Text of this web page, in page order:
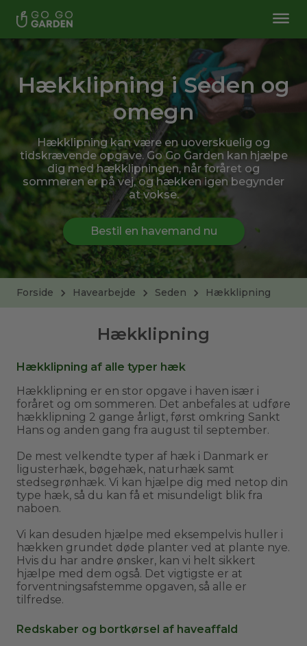
Hækklipning i Seden og
omegn
Hækklipning kan være en uoverskuelig og
tidskrævende opgave. Go Go Garden kan hjælpe
dig med hækklipningen, når foråret og
sommeren er på vej, og hækken igen begynder
at vokse.
Bestil en havemand nu
Forside Havearbejde Seden Hækklipning
Hækklipning
Hækklipning af alle typer hæk
Hækklipning er en stor opgave i haven især i
foråret og om sommeren. Det anbefales at udføre
hækklipning 2 gange årligt, først omkring Sankt
Hans og anden gang fra august til september.
De mest velkendte typer af hæk i Danmark er
ligusterhæk, bøgehæk, naturhæk samt
stedsegrønhæk. Vi kan hjælpe dig med netop din
type hæk, så du kan få et misundeligt blik fra
naboen.
Vi kan desuden hjælpe med eksempelvis huller i
hækken grundet døde planter ved at plante nye.
Hvis du har andre ønsker, kan vi helt sikkert
hjælpe med dem også. Det vigtigste er at
forventningsafstemme opgaven, så alle er
tilfredse.
Redskaber og bortkørsel af haveaffald